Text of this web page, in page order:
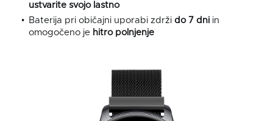
ustvarite svojo lastno
Baterija pri običajni uporabi zdrži do 7 dni in
omogočeno je hitro polnjenje